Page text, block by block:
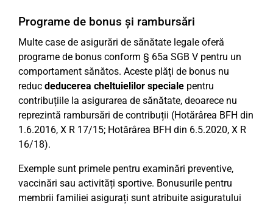
Programe de bonus și rambursări
Multe case de asigurări de sănătate legale oferă
programe de bonus conform § 65a SGB V pentru un
comportament sănătos. Aceste plăți de bonus nu
reduc deducerea cheltuielilor speciale pentru
contribuțiile la asigurarea de sănătate, deoarece nu
reprezintă rambursări de contribuții (Hotărârea BFH din
1.6.2016, X R 17/15; Hotărârea BFH din 6.5.2020, X R
16/18).
Exemple sunt primele pentru examinări preventive,
vaccinări sau activități sportive. Bonusurile pentru
membrii familiei asigurați sunt atribuite asiguratului